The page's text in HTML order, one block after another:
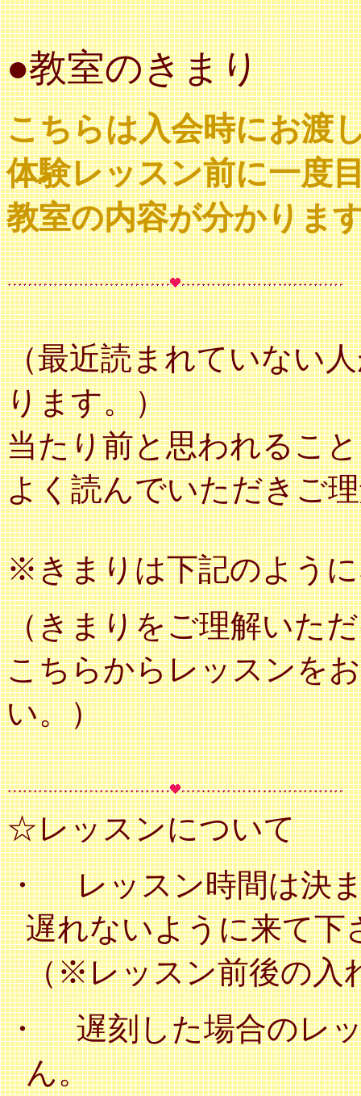
●教室のきまり
こちらは入会時にお渡
体験レッスン前に一度
教室の内容が分かりま
（最近読まれていない
ります。）
当たり前と思われるこ
よく読んでいただきご
※きまりは下記のよう
（きまりをご理解いた
こちらからレッスンを
い。）
☆レッスンについて
・
レッスン時間は決
遅れないように来て下
（※レッスン前後の入
・
遅刻した場合のレ
ん。